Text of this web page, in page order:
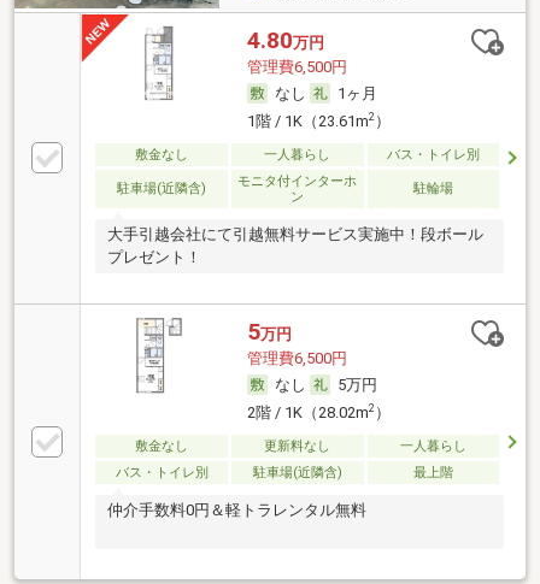
4.80万円
管理費6,500円
なし
1ヶ月
1階 / 1K（23.61m2）
敷金なし 一人暮らし バス・トイレ別
駐車場(近隣含)
モニタ付インターホ
ン
駐輪場
大手引越会社にて引越無料サービス実施中！段ボール
プレゼント！
5万円
管理費6,500円
なし
5万円
2階 / 1K（28.02m2）
敷金なし 更新料なし
一人暮らし
バス・トイレ別
駐車場(近隣含) 最上階
仲介手数料0円＆軽トラレンタル無料